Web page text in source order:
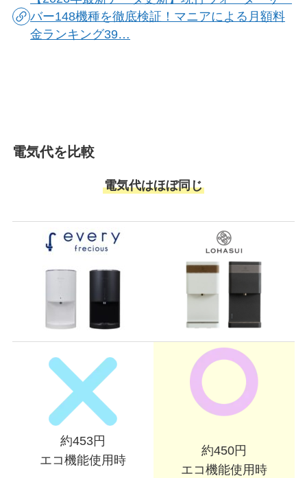
バー148機種を徹底検証！マニアによる月額料
金ランキング39…
電気代を比較
電気代はほぼ同じ
約453円
エコ機能使用時
約450円
エコ機能使用時